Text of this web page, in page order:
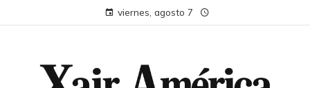
viernes, agosto 7